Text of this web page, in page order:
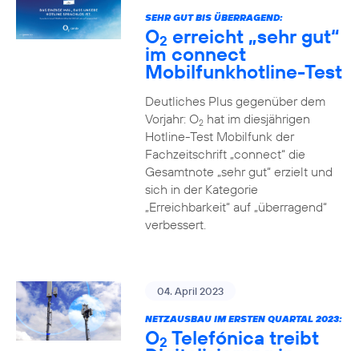
SEHR GUT BIS ÜBERRAGEND:
O2 erreicht „sehr gut“
im connect
Mobilfunkhotline-Test
Deutliches Plus gegenüber dem
Vorjahr: O2hat im diesjährigen
Hotline-Test Mobilfunk der
Fachzeitschrift „connect“ die
Gesamtnote „sehr gut“ erzielt und
sich in der Kategorie
„Erreichbarkeit“ auf „überragend“
verbessert.
04. April 2023
NETZAUSBAU IM ERSTEN QUARTAL 2023:
O2 Telefónica treibt